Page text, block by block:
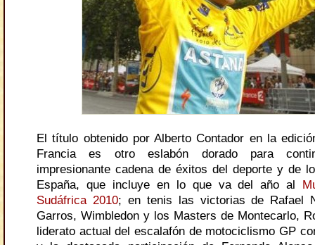
El título obtenido por Alberto Contador en la
Francia es otro eslabón dorado para
impresionante cadena de éxitos del deporte y de
España, que incluye en lo que va del año al
Sudáfrica 2010; en tenis las victorias de Rafael
Garros, Wimbledon y los Masters de Montecarlo,
liderato actual del escalafón de motociclismo GP